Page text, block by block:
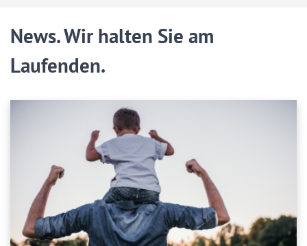
News. Wir halten Sie am
Laufenden.